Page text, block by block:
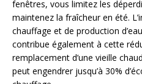
fenêtres, vous limitez les
maintenez la fraîcheur en été.
chauffage et de production
contribue également à cette
remplacement d’une vieille
peut engendrer jusqu’à 30%